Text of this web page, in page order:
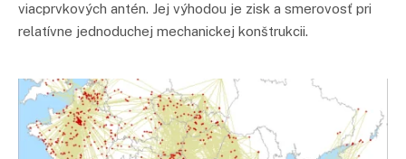
viacprvkových antén. Jej výhodou je zisk a smerovosť pri
relatívne jednoduchej mechanickej konštrukcii.